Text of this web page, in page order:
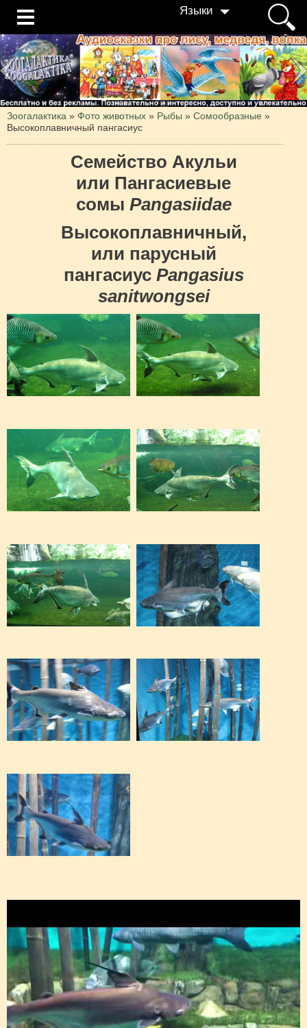
Языки
Зоогалактика » Фото животных » Рыбы » Сомообразные »
Высокоплавничный пангасиус
Семейство Акульи
или Пангасиевые
сомы Pangasiidae
Высокоплавничный,
или парусный
пангасиус Pangasius
sanitwongsei